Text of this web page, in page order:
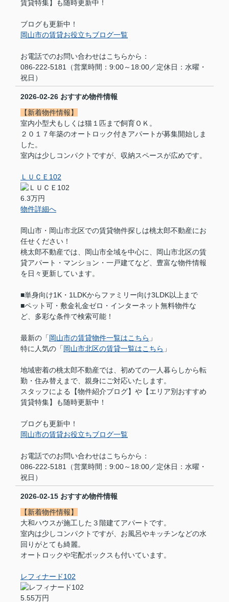
賃貸特集】も随時更新中！
ブログも更新中！
岡山市の賃貸お役立ちブログ一覧
お電話でのお問い合わせはこちらから：
086-222-5181（営業時間：9:00～18:00／定休日：水曜・
祝日）
2026-02-26 おすすめ物件情報
【新着物件情報】
室内小型犬もしくは猫１匹まで飼育ＯＫ。
２０１７年築のオートロック付きアパートが募集開始しま
した。
室内は少しコンパクトですが、収納スペースが広めです。
ＬＵＣＥ102
6.3万円
物件詳細へ
岡山市・岡山市北区での賃貸物件探しは桃太郎不動産にお
任せください！
桃太郎不動産では、岡山市全域を中心に、岡山市北区の賃
貸アパート・マンション・一戸建てなど、豊富な物件情報
を日々更新しています。
■単身向け1K・1LDKからファミリー向け3LDK以上まで
■ペット可・敷金礼金ゼロ・インターネット無料物件な
ど、多彩な条件で検索可能！
最新の「 岡山市の賃貸物件一覧はこちら 」
特に人気の「 岡山市北区の賃貸一覧はこちら 」
地域密着の桃太郎不動産では、初めての一人暮らしから転
勤・住み替えまで、親身にご対応いたします。
スタッフによる【物件紹介ブログ】や【エリア別おすすめ
賃貸特集】も随時更新中！
ブログも更新中！
岡山市の賃貸お役立ちブログ一覧
お電話でのお問い合わせはこちらから：
086-222-5181（営業時間：9:00～18:00／定休日：水曜・
祝日）
2026-02-15 おすすめ物件情報
【新着物件情報】
大和ハウスが施工した３階建てアパートです。
室内は少しコンパクトですが、お風呂やキッチンなどの水
回りがとても綺麗。
オートロックや宅配ボックスも付いています。
レフィナード102
5.55万円